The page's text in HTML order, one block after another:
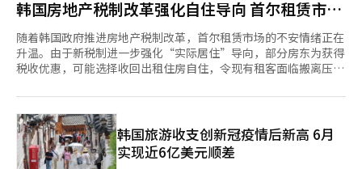
韩国房地产税制改革强化自住导向 首尔租赁市场
或进一步承压
随着韩国政府推进房地产税制改革，首尔租赁市场的不安情绪正在
升温。由于新税制进一步强化“实际居住”导向，部分房东为获得
税收优惠，可能选择收回出租住房自住，令现有租客面临搬离压
一套住房的家庭在资本利得税和综合房地产税方面的扣除优惠，从
过去侧重“长期持有”调整为更侧重“实际居住”。 其中，长期
持有相关的税收优惠将向实际居住者倾斜。按照现行制度，持有者
即便并未实际居住，只要长期持有住房，也可享受一定比例的税收
扣
韩国旅游收支创新冠疫情后新高 6月
实现近6亿美元顺差